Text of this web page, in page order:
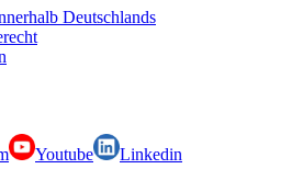
Deutschlands
Youtube
Linkedin